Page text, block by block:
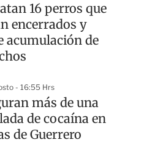
16 perros que
encerrados y
acumulación de
- 16:55 Hrs
más de una
de cocaína en
de Guerrero